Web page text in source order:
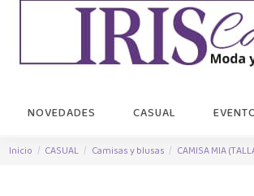
NOVEDADES CASUAL
Inicio CASUAL Camisas y blusas CAMISA MIA